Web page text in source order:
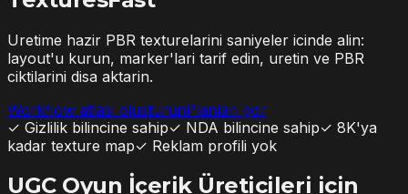
Uretime hazir PBR texturelarini saniyeler icinde alin:
layout'u kurun, marker'lari tarif edin, uretin ve PBR
ciktilarini disa aktarin.
Workflow atlasi olusturunPlanlari gor
✓ Gizlilik bilincine sahip✓ NDA bilincine sahip✓ 8K'ya
kadar texture map✓ Reklam profili yok
UGC Oyun İçerik Üreticileri icin